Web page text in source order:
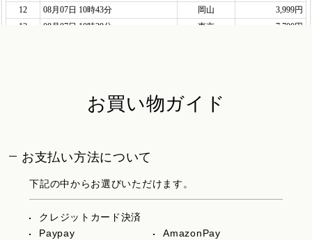
お買い物ガイド
お支払い方法について
下記の中からお選びいただけます。
クレジットカード決済
Paypay
AmazonPay